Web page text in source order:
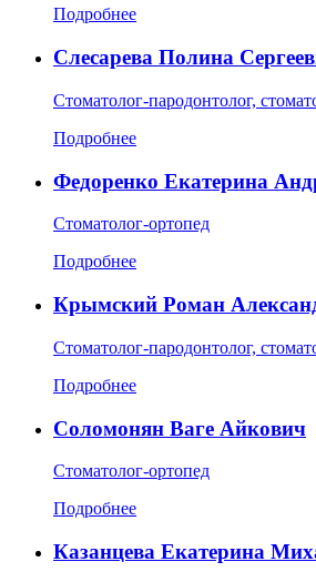
Подробнее
Слесарева Полина
Стоматолог-пародонтолог,
Подробнее
Федоренко Екатерина
Стоматолог-ортопед
Подробнее
Крымский Роман
Стоматолог-пародонтолог,
Подробнее
Соломонян Ваге Айкович
Стоматолог-ортопед
Подробнее
Казанцева Екатерина